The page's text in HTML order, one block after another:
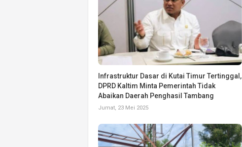
Infrastruktur Dasar di Kutai Timur Tertinggal,
DPRD Kaltim Minta Pemerintah Tidak
Abaikan Daerah Penghasil Tambang
Jumat, 23 Mei 2025